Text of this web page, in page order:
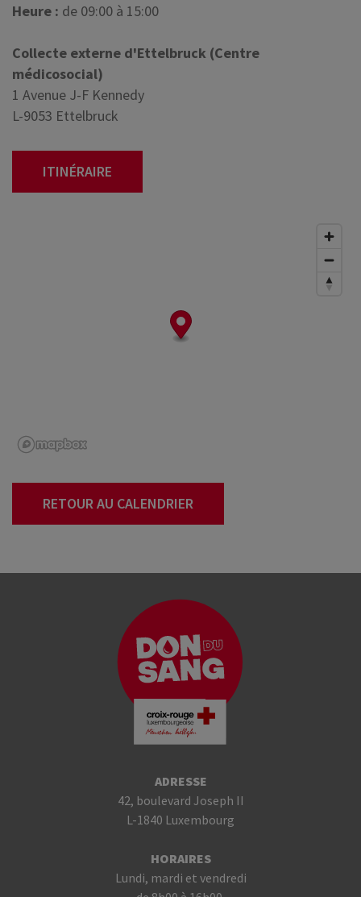
Heure : de 09:00 à 15:00
Collecte externe d'Ettelbruck (Centre
médicosocial)
1 Avenue J-F Kennedy
L-9053 Ettelbruck
ITINÉRAIRE
RETOUR AU CALENDRIER
ADRESSE
42, boulevard Joseph II
L-1840 Luxembourg
HORAIRES
Lundi, mardi et vendredi